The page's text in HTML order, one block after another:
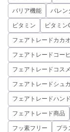
バリア機能 バレン
ビタミン ビタミン
フェアトレードカカオ
フェアトレードコー
フェアトレードコスメ
フェアトレードシュ
フェアトレードハン
フェアトレード商品
フッ素フリー プラ